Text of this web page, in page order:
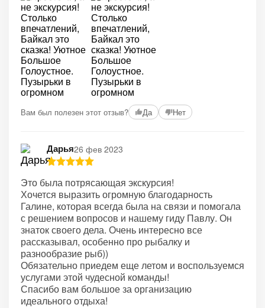
Вам был полезен этот отзыв? Да Нет
Дарья26 фев 2023
Это была потрясающая экскурсия!
Хочется выразить огромную благодарность
Галине, которая всегда была на связи и помогала
с решением вопросов и нашему гиду Павлу. Он
знаток своего дела. Очень интересно все
рассказывал, особенно про рыбалку и
разнообразие рыб))
Обязательно приедем еще летом и воспользуемся
услугами этой чудесной команды!
Спасибо вам большое за организацию
идеального отдыха!